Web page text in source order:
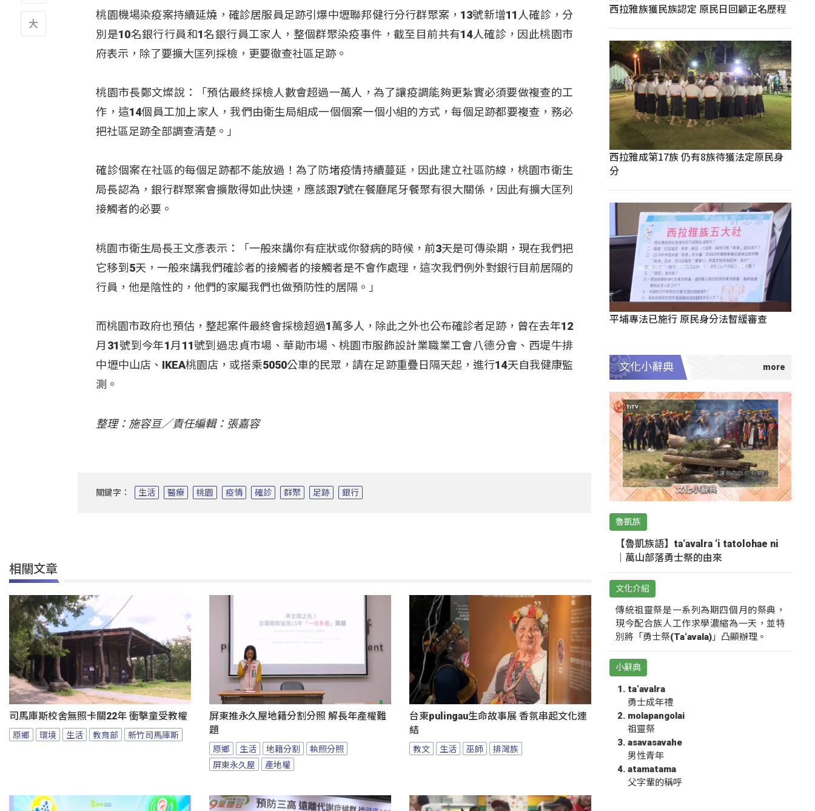
桃園機場染疫案持續延燒，確診居服員足跡引爆中壢聯邦健行分行群聚案，13號新增11人確診，分
別是10名銀行行員和1名銀行員工家人，整個群聚染疫事件，截至目前共有14人確診，因此桃園市
府表示，除了要擴大匡列採檢，更要徹查社區足跡。
桃園市長鄭文燦說：「預估最終採檢人數會超過一萬人，為了讓疫調能夠更紮實必須要做複查的工
作，這14個員工加上家人，我們由衛生局組成一個個案一個小組的方式，每個足跡都要複查，務必
把社區足跡全部調查清楚。」
確診個案在社區的每個足跡都不能放過！為了防堵疫情持續蔓延，因此建立社區防線，桃園市衛生
局長認為，銀行群聚案會擴散得如此快速，應該跟7號在餐廳尾牙餐聚有很大關係，因此有擴大匡列
接觸者的必要。
桃園市衛生局長王文彥表示：「一般來講你有症狀或你發病的時候，前3天是可傳染期，現在我們把
它移到5天，一般來講我們確診者的接觸者的接觸者是不會作處理，這次我們例外對銀行目前居隔的
行員，他是陰性的，他們的家屬我們也做預防性的居隔。」
而桃園市政府也預估，整起案件最終會採檢超過1萬多人，除此之外也公布確診者足跡，曾在去年12
月31號到今年1月11號到過忠貞市場、華勛市場、桃園市服飾設計業職業工會八德分會、西堤牛排
中壢中山店、IKEA桃園店，或搭乘5050公車的民眾，請在足跡重疊日隔天起，進行14天自我健康監
測。
整理：施容亘／責任編輯：張嘉容
關鍵字： 生活 醫療 桃園 疫情 確診 群聚 足跡 銀行
相關文章
司馬庫斯校舍無照卡關22年 衝擊童受教權
原鄉 環境 生活 教育部 新竹司馬庫斯
屏東推永久屋地籍分割分照 解長年產權難
題
原鄉 生活 地籍分割
執照分照
屏東永久屋
產地權
台東pulingau生命故事展 香氛串起文化連
結
教文 生活 巫師 排灣族
西拉雅族獲民族認定 原民日回顧正名歷程
西拉雅成第17族 仍有8族待獲法定原民身
分
平埔專法已施行 原民身分法暫緩審查
文化小辭典
魯凱族
【魯凱族語】ta‘avalra ‘i tatolohae ni
｜萬山部落勇士祭的由來
文化介紹
傳統祖靈祭是一系列為期四個月的祭典，
現今配合族人工作求學濃縮為一天，並特
別將「勇士祭(Ta‘avala)」凸顯辦理。
小辭典
ta‘avalra
勇士成年禮
molapangolai
祖靈祭
asavasavahe
男性青年
atamatama
父字輩的稱呼